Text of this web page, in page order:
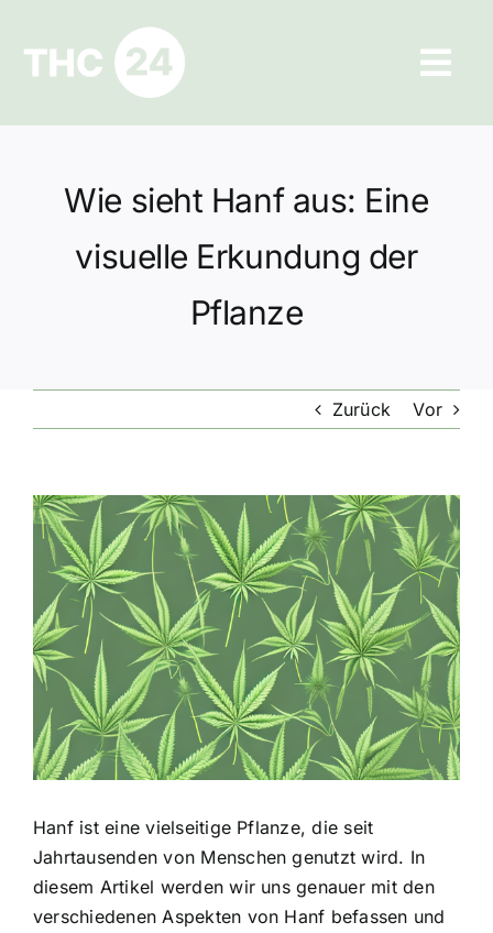
springen
Ratgeber
Hilfe und Kontakt
Datenschutz
Wie sieht Hanf aus: Eine
visuelle Erkundung der
Pflanze
Zurück Vor
Zeige
grösseres
Bild
Hanf ist eine vielseitige Pflanze, die seit
Jahrtausenden von Menschen genutzt wird. In
diesem Artikel werden wir uns genauer mit den
verschiedenen Aspekten von Hanf befassen und